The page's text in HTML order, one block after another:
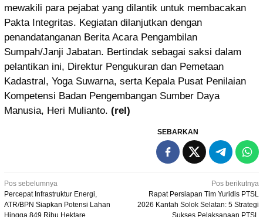
mewakili para pejabat yang dilantik untuk membacakan
Pakta Integritas. Kegiatan dilanjutkan dengan
penandatanganan Berita Acara Pengambilan
Sumpah/Janji Jabatan. Bertindak sebagai saksi dalam
pelantikan ini, Direktur Pengukuran dan Pemetaan
Kadastral, Yoga Suwarna, serta Kepala Pusat Penilaian
Kompetensi Badan Pengembangan Sumber Daya
Manusia, Heri Mulianto. (rel)
SEBARKAN
Navigasi
pos
Pos sebelumnya
Percepat Infrastruktur Energi,
ATR/BPN Siapkan Potensi Lahan
Hingga 849 Ribu Hektare
Pos berikutnya
Rapat Persiapan Tim Yuridis PTSL
2026 Kantah Solok Selatan: 5 Strategi
Sukses Pelaksanaan PTSL